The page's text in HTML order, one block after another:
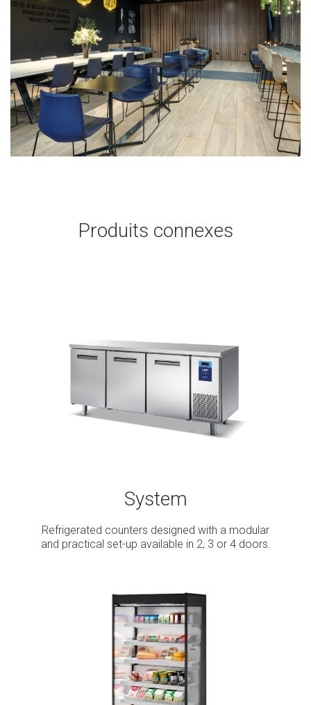
Produits connexes
System
Refrigerated counters designed with a modular
and practical set-up available in 2, 3 or 4 doors.